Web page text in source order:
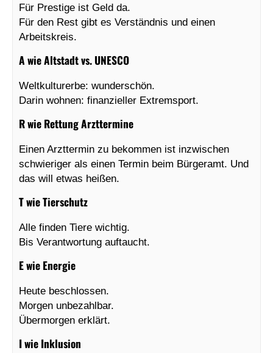
Für Prestige ist Geld da.
Für den Rest gibt es Verständnis und einen
Arbeitskreis.
A wie Altstadt vs. UNESCO
Weltkulturerbe: wunderschön.
Darin wohnen: finanzieller Extremsport.
R wie Rettung Arzttermine
Einen Arzttermin zu bekommen ist inzwischen
schwieriger als einen Termin beim Bürgeramt. Und
das will etwas heißen.
T wie Tierschutz
Alle finden Tiere wichtig.
Bis Verantwortung auftaucht.
E wie Energie
Heute beschlossen.
Morgen unbezahlbar.
Übermorgen erklärt.
I wie Inklusion